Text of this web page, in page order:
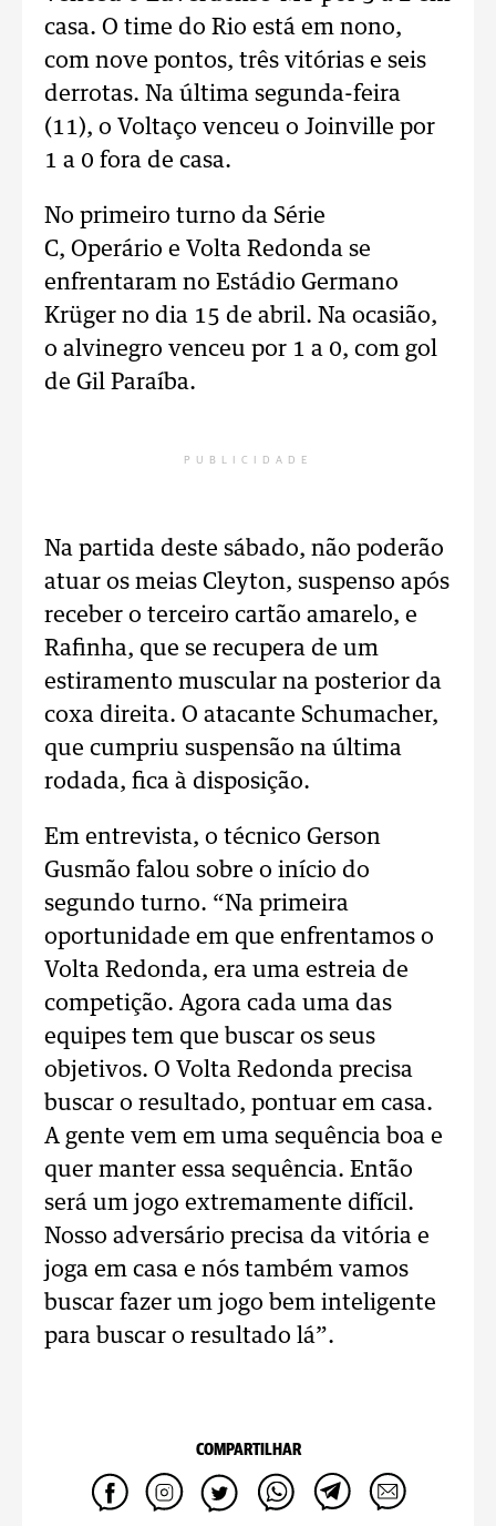
casa. O time do Rio está em nono,
com nove pontos, três vitórias e seis
derrotas. Na última segunda-feira
(11), o Voltaço venceu o Joinville por
1 a 0 fora de casa.
No primeiro turno da Série
C, Operário e Volta Redonda se
enfrentaram no Estádio Germano
Krüger no dia 15 de abril. Na ocasião,
o alvinegro venceu por 1 a 0, com gol
de Gil Paraíba.
PUBLICIDADE
Na partida deste sábado, não poderão
atuar os meias Cleyton, suspenso após
receber o terceiro cartão amarelo, e
Rafinha, que se recupera de um
estiramento muscular na posterior da
coxa direita. O atacante Schumacher,
que cumpriu suspensão na última
rodada, fica à disposição.
Em entrevista, o técnico Gerson
Gusmão falou sobre o início do
segundo turno. “Na primeira
oportunidade em que enfrentamos o
Volta Redonda, era uma estreia de
competição. Agora cada uma das
equipes tem que buscar os seus
objetivos. O Volta Redonda precisa
buscar o resultado, pontuar em casa.
A gente vem em uma sequência boa e
quer manter essa sequência. Então
será um jogo extremamente difícil.
Nosso adversário precisa da vitória e
joga em casa e nós também vamos
buscar fazer um jogo bem inteligente
para buscar o resultado lá”.
COMPARTILHAR